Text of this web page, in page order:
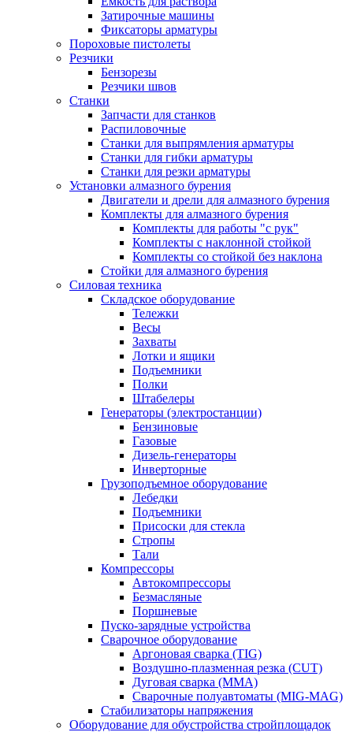
Затирочные машины
Фиксаторы арматуры
Пороховые пистолеты
Резчики
Бензорезы
Резчики швов
Станки
Запчасти для станков
Распиловочные
Станки для выпрямления арматуры
Станки для гибки арматуры
Станки для резки арматуры
Установки алмазного бурения
Двигатели и дрели для алмазного бурения
Комплекты для алмазного бурения
Комплекты для работы "с рук"
Комплекты с наклонной стойкой
Комплекты со стойкой без наклона
Стойки для алмазного бурения
Силовая техника
Складское оборудование
Тележки
Весы
Захваты
Лотки и ящики
Подъемники
Полки
Штабелеры
Генераторы (электростанции)
Бензиновые
Газовые
Дизель-генераторы
Инверторные
Грузоподъемное оборудование
Лебедки
Подъемники
Присоски для стекла
Стропы
Тали
Компрессоры
Автокомпрессоры
Безмасляные
Поршневые
Пуско-зарядные устройства
Сварочное оборудование
Аргоновая сварка (TIG)
Воздушно-плазменная резка (CUT)
Дуговая сварка (ММА)
Сварочные полуавтоматы (MIG-MAG)
Стабилизаторы напряжения
Оборудование для обустройства стройплощадок